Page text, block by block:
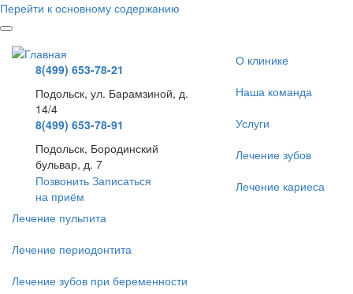
Перейти к основному содержанию
8(499) 653-78-21
Подольск, ул. Барамзиной, д.
14/4
8(499) 653-78-91
Подольск, Бородинский
бульвар, д. 7
Позвонить Записаться
на приём
О клинике
Наша команда
Услуги
Лечение зубов
Лечение кариеса
Лечение пульпита
Лечение периодонтита
Лечение зубов при беременности